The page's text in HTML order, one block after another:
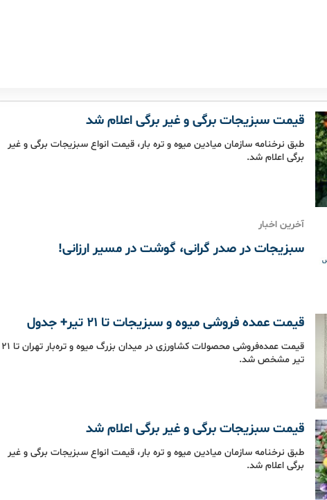
قیمت سبزیجات برگی و غیر برگی اعلام شد
طبق نرخنامه سازمان میادین میوه و تره بار، قیمت انواع سبزیجات برگی و غیر
برگی اعلام شد.
آخرین اخبار
سبزیجات در صدر گرانی، گوشت در مسیر ارزانی!
قیمت عمده فروشی میوه و سبزیجات تا 21 تیر+ جدول
قیمت عمده‌فروشی محصولات کشاورزی در میدان بزرگ میوه و تره‌بار تهران تا 21
تیر مشخص شد.
قیمت سبزیجات برگی و غیر برگی اعلام شد
طبق نرخنامه سازمان میادین میوه و تره بار، قیمت انواع سبزیجات برگی و غیر
برگی اعلام شد.